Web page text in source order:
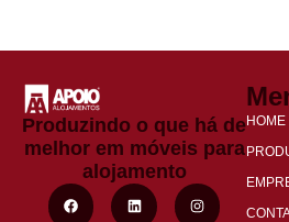
Produzindo o que há de
melhor em móveis para
alojamento
HOME